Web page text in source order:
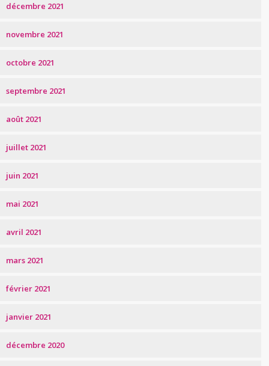
décembre 2021
novembre 2021
octobre 2021
septembre 2021
août 2021
juillet 2021
juin 2021
mai 2021
avril 2021
mars 2021
février 2021
janvier 2021
décembre 2020